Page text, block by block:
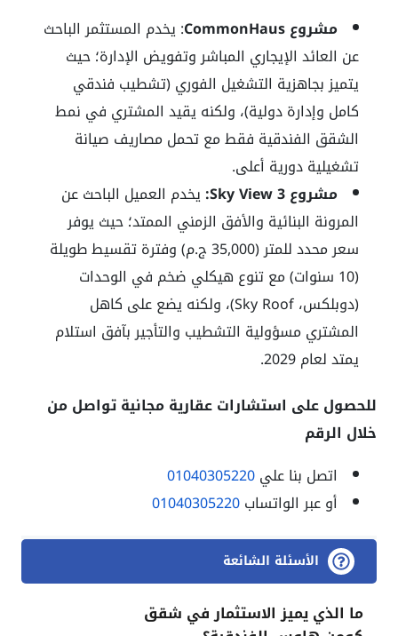
مشروع CommonHaus
: يخدم المستثمر الباحث
عن العائد الإيجاري المباشر وتفويض الإدارة؛ حيث
يتميز بجاهزية التشغيل الفوري (تشطيب فندقي
كامل وإدارة دولية)، ولكنه يقيد المشتري في نمط
الشقق الفندقية فقط مع تحمل مصاريف صيانة
تشغيلية دورية أعلى.
مشروع Sky View 3:
يخدم العميل الباحث عن
المرونة البنائية والأفق الزمني الممتد؛ حيث يوفر
سعر محدد للمتر (35,000 ج.م) وفترة تقسيط طويلة
(10 سنوات) مع تنوع هيكلي ضخم في الوحدات
(دوبلكس، Sky Roof)، ولكنه يضع على كاهل
المشتري مسؤولية التشطيب والتأجير بآفق استلام
يمتد لعام 2029.
للحصول على استشارات عقارية مجانية تواصل من
خلال الرقم
اتصل بنا علي01040305220
أو عبر الواتساب01040305220
الأسئلة الشائعة
ما الذي يميز الاستثمار في شقق